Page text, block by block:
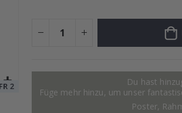
Du hast
Füge mehr hinzu, um unser
Poster,